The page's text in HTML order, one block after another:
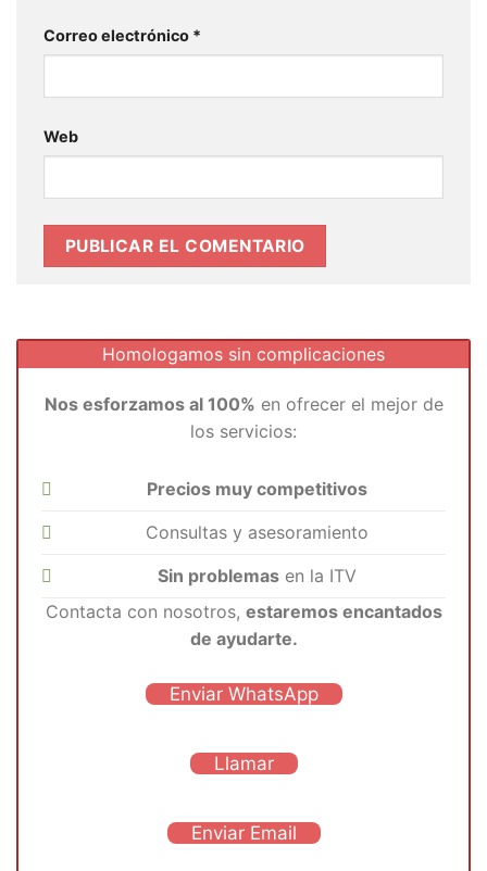
Correo electrónico *
Web
Homologamos sin complicaciones
Nos esforzamos al 100% en ofrecer el mejor de
los servicios:
Precios muy competitivos
Consultas y asesoramiento
Sin problemas en la ITV
Contacta con nosotros, estaremos encantados
de ayudarte.
Enviar WhatsApp
Llamar
Enviar Email